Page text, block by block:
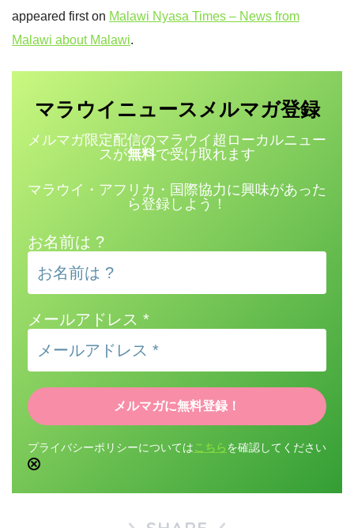
appeared first on Malawi Nyasa Times – News from
Malawi about Malawi.
マラウイニュース メルマガ登録
メルマガ限定配信のマラウイ超ローカルニュー
スが無料で受け取れます
マラウイ・アフリカ・国際協力に興味があった
ら登録しよう！
お名前は ?
メールアドレス *
プライバシーポリシーについては こちら を確認してください